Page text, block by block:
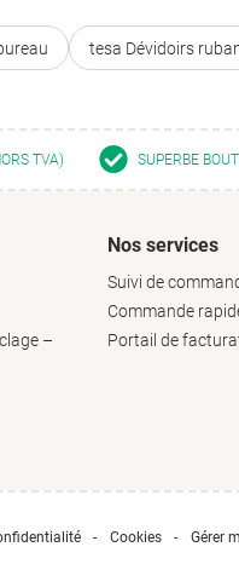
tesa Dévidoirs
TVA) SUPERBE
–
Nos services
Suivi de
Commande
Portail de
Cookies
Gérer